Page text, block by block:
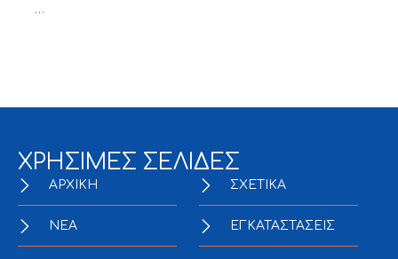
…
ΧΡΗΣΙΜΕΣ ΣΕΛΙΔΕΣ
ΑΡΧΙΚΗ
NEA
ΣΧΕΤΙΚΑ
ΕΓΚΑΤΑΣΤΑΣΕΙΣ